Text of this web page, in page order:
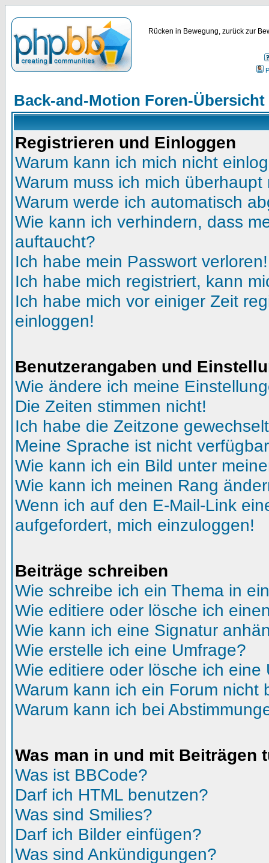
Rücken in Bewegung, zurück zur
Back-and-Motion Foren-Übersicht
Registrieren und Einloggen
Warum kann ich mich nicht
Warum muss ich mich überhaupt
Warum werde ich automatisch
Wie kann ich verhindern, dass
auftaucht?
Ich habe mein Passwort verloren!
Ich habe mich registriert, kann
Ich habe mich vor einiger Zeit
einloggen!
Benutzerangaben und
Wie ändere ich meine
Die Zeiten stimmen nicht!
Ich habe die Zeitzone
Meine Sprache ist nicht
Wie kann ich ein Bild unter
Wie kann ich meinen Rang
Wenn ich auf den E-Mail-Link
aufgefordert, mich einzuloggen!
Beiträge schreiben
Wie schreibe ich ein Thema in
Wie editiere oder lösche ich
Wie kann ich eine Signatur
Wie erstelle ich eine Umfrage?
Wie editiere oder lösche ich eine
Warum kann ich ein Forum nicht
Warum kann ich bei
Was man in und mit Beiträgen
Was ist BBCode?
Darf ich HTML benutzen?
Was sind Smilies?
Darf ich Bilder einfügen?
Was sind Ankündigungen?